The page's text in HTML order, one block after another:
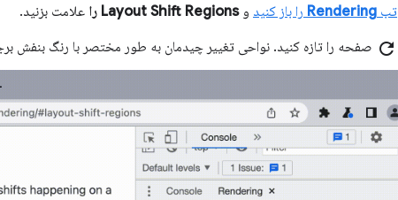
تب Rendering را باز کنید وLayout Shift Regions را علامت بزنید.
refresh صفحه را تازه کنید. نواحی تغییر چیدمان به طور مختصر با رنگ بنفش